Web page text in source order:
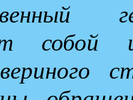
собой